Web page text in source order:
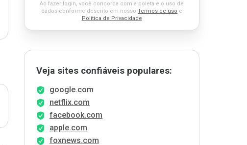
Ao fazer login, você concorda com a coleta e o uso de
dados conforme descrito em nosso Termos de uso e
Política de Privacidade
Veja sites confiáveis populares:
google.com
netflix.com
facebook.com
apple.com
foxnews.com